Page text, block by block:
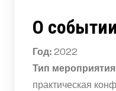
О событии
Год:2022
Тип
практическая